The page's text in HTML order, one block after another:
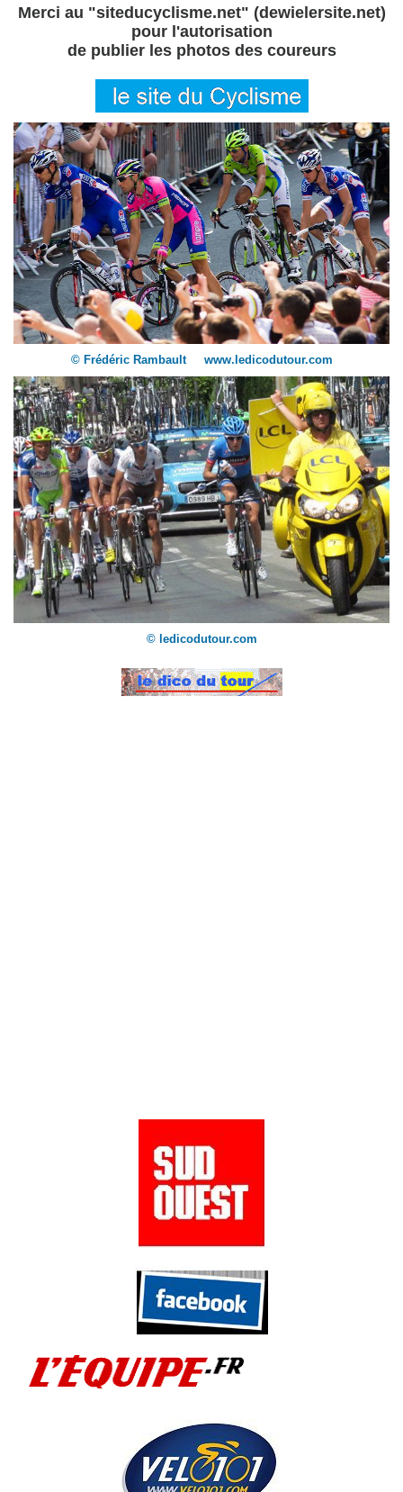
Merci au "siteducyclisme.net" (dewielersite.net)
pour l'autorisation
de publier les photos des coureurs
© Frédéric Rambault www.ledicodutour.com
© ledicodutour.com